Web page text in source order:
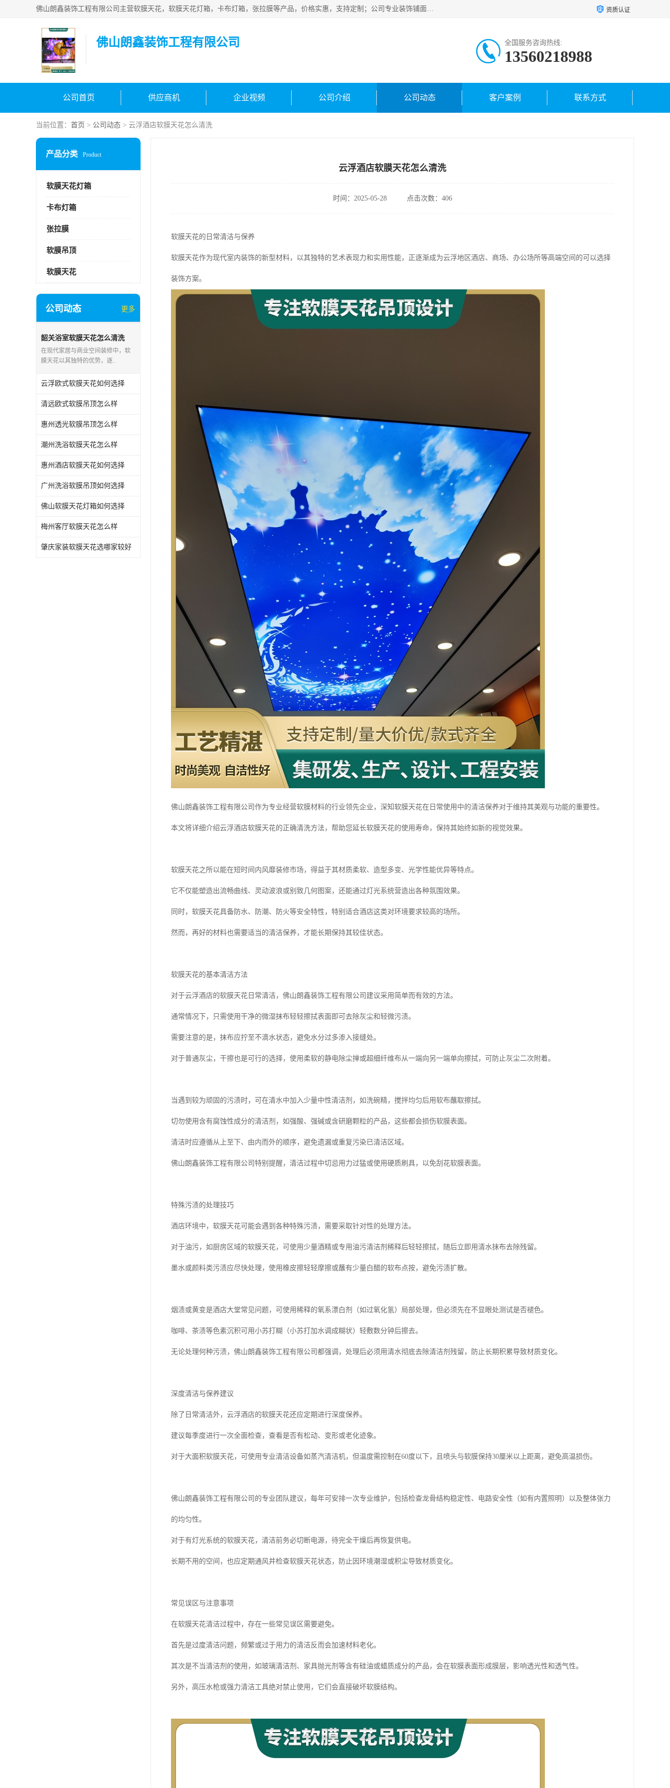
佛山朗鑫装饰工程有限公司主营软膜天花，软膜天花灯箱，卡布灯箱，张拉膜等产品，价格实惠，支持定制；公司专业装饰铺面，家居，会展特装，软膜等工程，技能精良人员，安装快、价格合理，质量保证、热诚与各方有识人士合作，欢迎新老客户来电咨询。 资质认证
佛山朗鑫装饰工程有限公司 全国服务咨询热线:
13560218988
公司首页 供应商机 企业视频 公司介绍 公司动态 客户案例 联系方式
当前位置： 首页 > 公司动态 > 云浮酒店软膜天花怎么清洗
产品分类 Product
软膜天花灯箱
卡布灯箱
张拉膜
软膜吊顶
软膜天花
公司动态 更多
韶关浴室软膜天花怎么清洗
在现代家居与商业空间装修中，软
膜天花以其独特的优势，逐..
云浮欧式软膜天花如何选择
清远欧式软膜吊顶怎么样
惠州透光软膜吊顶怎么样
潮州洗浴软膜天花怎么样
惠州酒店软膜天花如何选择
广州洗浴软膜吊顶如何选择
佛山软膜天花灯箱如何选择
梅州客厅软膜天花怎么样
肇庆家装软膜天花选哪家较好
云浮酒店软膜天花怎么清洗
时间：2025-05-28 点击次数：406
软膜天花的日常清洁与保养
软膜天花作为现代室内装饰的新型材料，以其独特的艺术表现力和实用性能，正逐渐成为云浮地区酒店、商场、办公场所等高端空间的可以选择
装饰方案。
佛山朗鑫装饰工程有限公司作为专业经营软膜材料的行业领先企业，深知软膜天花在日常使用中的清洁保养对于维持其美观与功能的重要性。
本文将详细介绍云浮酒店软膜天花的正确清洗方法，帮助您延长软膜天花的使用寿命，保持其始终如新的视觉效果。
软膜天花之所以能在短时间内风靡装修市场，得益于其材质柔软、造型多变、光学性能优异等特点。
它不仅能塑造出流畅曲线、灵动波浪或别致几何图案，还能通过灯光系统营造出各种氛围效果。
同时，软膜天花具备防水、防潮、防火等安全特性，特别适合酒店这类对环境要求较高的场所。
然而，再好的材料也需要适当的清洁保养，才能长期保持其较佳状态。
软膜天花的基本清洁方法
对于云浮酒店的软膜天花日常清洁，佛山朗鑫装饰工程有限公司建议采用简单而有效的方法。
通常情况下，只需使用干净的微湿抹布轻轻擦拭表面即可去除灰尘和轻微污渍。
需要注意的是，抹布应拧至不滴水状态，避免水分过多渗入接缝处。
对于普通灰尘，干擦也是可行的选择，使用柔软的静电除尘掸或超细纤维布从一端向另一端单向擦拭，可防止灰尘二次附着。
当遇到较为顽固的污渍时，可在清水中加入少量中性清洁剂，如洗碗精，搅拌均匀后用软布蘸取擦拭。
切勿使用含有腐蚀性成分的清洁剂，如强酸、强碱或含研磨颗粒的产品，这些都会损伤软膜表面。
清洁时应遵循从上至下、由内而外的顺序，避免遗漏或重复污染已清洁区域。
佛山朗鑫装饰工程有限公司特别提醒，清洁过程中切忌用力过猛或使用硬质刷具，以免刮花软膜表面。
特殊污渍的处理技巧
酒店环境中，软膜天花可能会遇到各种特殊污渍，需要采取针对性的处理方法。
对于油污，如厨房区域的软膜天花，可使用少量酒精或专用油污清洁剂稀释后轻轻擦拭，随后立即用清水抹布去除残留。
墨水或颜料类污渍应尽快处理，使用橡皮擦轻轻摩擦或蘸有少量白醋的软布点按，避免污渍扩散。
烟渍或黄变是酒店大堂常见问题，可使用稀释的氧系漂白剂（如过氧化氢）局部处理，但必须先在不显眼处测试是否褪色。
咖啡、茶渍等色素沉积可用小苏打糊（小苏打加水调成糊状）轻敷数分钟后擦去。
无论处理何种污渍，佛山朗鑫装饰工程有限公司都强调，处理后必须用清水彻底去除清洁剂残留，防止长期积累导致材质变化。
深度清洁与保养建议
除了日常清洁外，云浮酒店的软膜天花还应定期进行深度保养。
建议每季度进行一次全面检查，查看是否有松动、变形或老化迹象。
对于大面积软膜天花，可使用专业清洁设备如蒸汽清洁机，但温度需控制在60度以下，且喷头与软膜保持30厘米以上距离，避免高温损伤。
佛山朗鑫装饰工程有限公司的专业团队建议，每年可安排一次专业维护，包括检查龙骨结构稳定性、电路安全性（如有内置照明）以及整体张力
的均匀性。
对于有灯光系统的软膜天花，清洁前务必切断电源，待完全干燥后再恢复供电。
长期不用的空间，也应定期通风并检查软膜天花状态，防止因环境潮湿或积尘导致材质变化。
常见误区与注意事项
在软膜天花清洁过程中，存在一些常见误区需要避免。
首先是过度清洁问题，频繁或过于用力的清洁反而会加速材料老化。
其次是不当清洁剂的使用，如玻璃清洁剂、家具抛光剂等含有硅油或蜡质成分的产品，会在软膜表面形成膜层，影响透光性和透气性。
另外，高压水枪或强力清洁工具绝对禁止使用，它们会直接破坏软膜结构。